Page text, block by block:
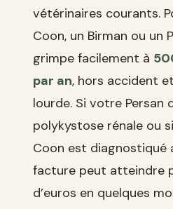
vétérinaires courants.
Coon, un Birman ou un
grimpe facilement à
par an, hors accident
lourde. Si votre Persan
polykystose rénale ou
Coon est diagnostiqué
facture peut atteindre
d’euros en quelques